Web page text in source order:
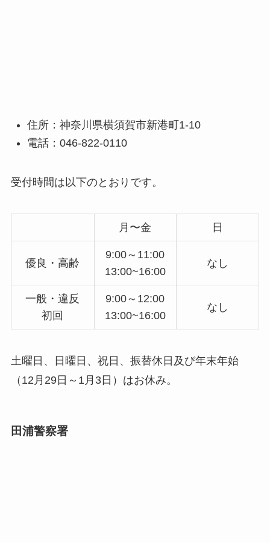
住所：神奈川県横須賀市新港町1-10
電話：046-822-0110
受付時間は以下のとおりです。
月〜金 日
優良・高齢
9:00～11:00
13:00~16:00
なし
一般・違反
初回
9:00～12:00
13:00~16:00
なし
土曜日、日曜日、祝日、振替休日及び年末年始
（12月29日～1月3日）はお休み。
田浦警察署